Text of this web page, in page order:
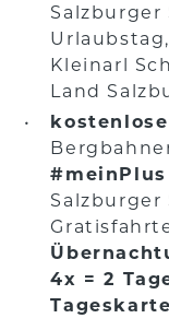
Salzburger
Kleinarl
Land
4x = 2